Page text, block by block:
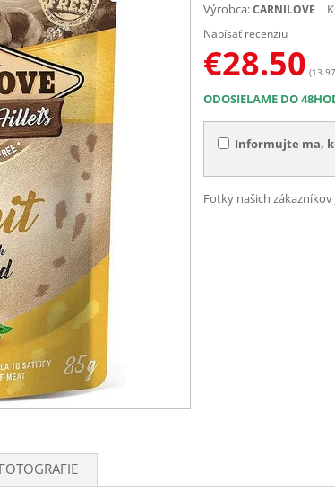
Výrobca: CARNILOVE
Napísať recenziu
€28.50
ODOSIELAME DO
Informujte ma,
Fotky našich zákazníkov